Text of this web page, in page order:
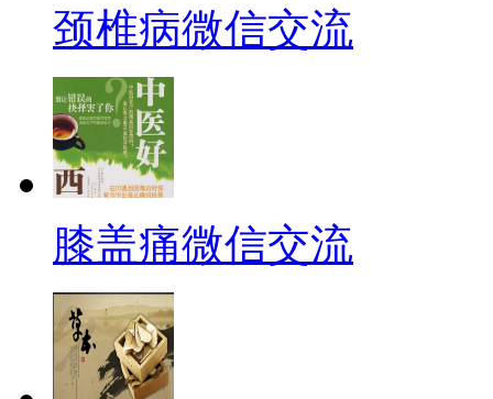
颈椎病微信交流
膝盖痛微信交流